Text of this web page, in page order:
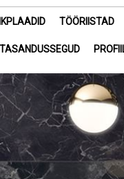
TÖÖRIISTAD
TASANDUSSEGUD